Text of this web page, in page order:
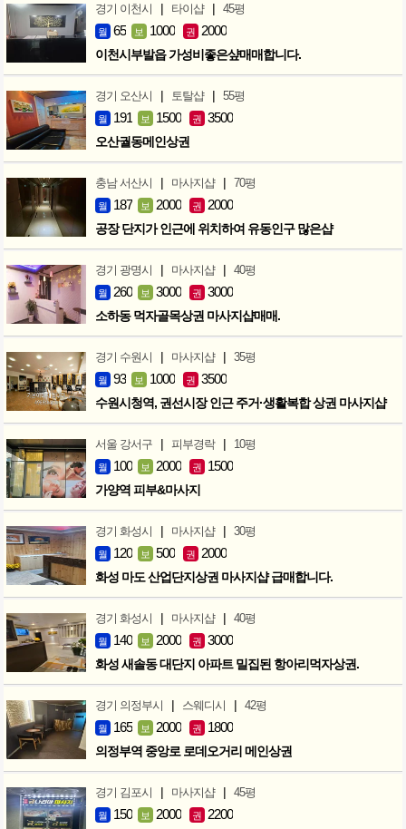
경기 이천시 | 타이샵 | 45평
월 65 보 1000 권 2000
이천시부발읍 가성비좋은샾매매합니다.
경기 오산시 | 토탈샵 | 55평
월 191 보 1500 권 3500
오산궐동메인상권
충남 서산시 | 마사지샵 | 70평
월 187 보 2000 권 2000
공장 단지가 인근에 위치하여 유동인구 많은샵
경기 광명시 | 마사지샵 | 40평
월 260 보 3000 권 3000
소하동 먹자골목상권 마사지샵매매.
경기 수원시 | 마사지샵 | 35평
월 93 보 1000 권 3500
수원시청역, 권선시장 인근 주거·생활복합 상권 마사지샵
서울 강서구 | 피부경락 | 10평
월 100 보 2000 권 1500
가양역 피부&마사지
경기 화성시 | 마사지샵 | 30평
월 120 보 500 권 2000
화성 마도 산업단지상권 마사지샵 급매합니다.
경기 화성시 | 마사지샵 | 40평
월 140 보 2000 권 3000
화성 새솔동 대단지 아파트 밀집된 항아리먹자상권.
경기 의정부시 | 스웨디시 | 42평
월 165 보 2000 권 1800
의정부역 중앙로 로데오거리 메인상권
경기 김포시 | 마사지샵 | 45평
월 150 보 2000 권 2200